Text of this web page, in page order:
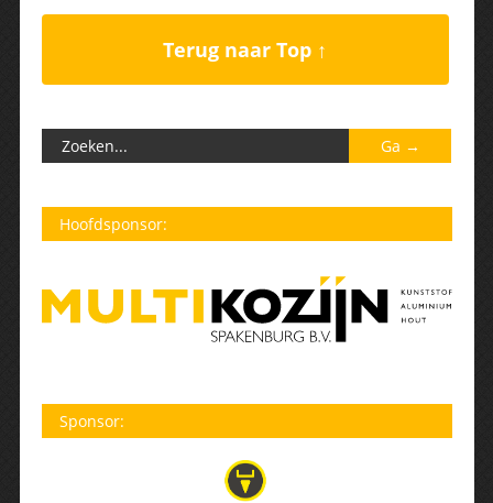
Terug naar Top ↑
Hoofdsponsor:
Sponsor: